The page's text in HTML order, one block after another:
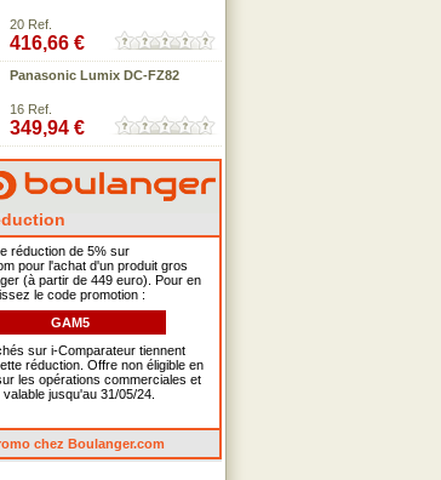
20 Ref.
416,66 €
Panasonic Lumix DC-FZ82
16 Ref.
349,94 €
réduction de 5% sur
pour l'achat d'un produit gros
(à partir de 449 euro). Pour en
le code promotion :
GAM5
sur i-Comparateur tiennent
réduction. Offre non éligible en
les opérations commerciales et
jusqu'au 31/05/24.
chez Boulanger.com